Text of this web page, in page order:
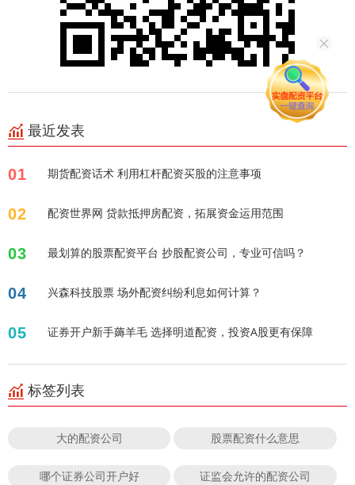
最近发表
01 期货配资话术 利用杠杆配资买股的注意事项
02 配资世界网 贷款抵押房配资，拓展资金运用范围
03 最划算的股票配资平台 抄股配资公司，专业可信吗？
04 兴森科技股票 场外配资纠纷利息如何计算？
05 证券开户新手薅羊毛 选择明道配资，投资A股更有保障
标签列表
大的配资公司 股票配资什么意思
哪个证券公司开户好 证监会允许的配资公司